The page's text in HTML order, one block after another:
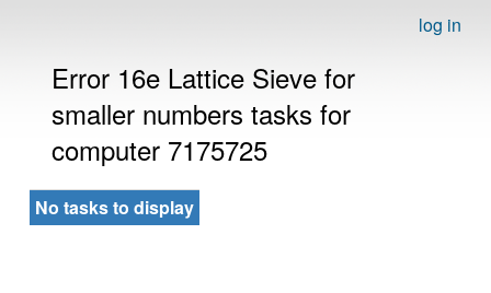
log in
Error 16e Lattice Sieve for
smaller numbers tasks for
computer 7175725
No tasks to display